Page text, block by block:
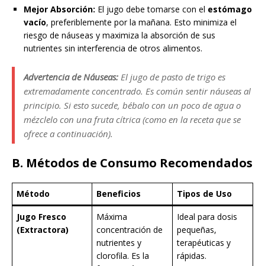
Mejor Absorción: El jugo debe tomarse con el estómago
vacío, preferiblemente por la mañana. Esto minimiza el
riesgo de náuseas y maximiza la absorción de sus
nutrientes sin interferencia de otros alimentos.
Advertencia de Náuseas: El jugo de pasto de trigo es
extremadamente concentrado. Es común sentir náuseas al
principio. Si esto sucede, bébalo con un poco de agua o
mézclelo con una fruta cítrica (como en la receta que se
ofrece a continuación).
B. Métodos de Consumo Recomendados
Método Beneficios Tipos de Uso
Jugo Fresco
(Extractora)
Máxima
concentración de
nutrientes y
clorofila. Es la
Ideal para dosis
pequeñas,
terapéuticas y
rápidas.